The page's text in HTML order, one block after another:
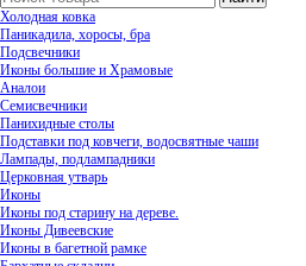
Холодная ковка
Паникадила, хоросы, бра
Подсвечники
Иконы большие и Храмовые
Аналои
Семисвечники
Панихидные столы
Подставки под ковчеги, водосвятные чаши
Лампады, подлампадники
Церковная утварь
Иконы
Иконы под старину на дереве.
Иконы Дивеевские
Иконы в багетной рамке